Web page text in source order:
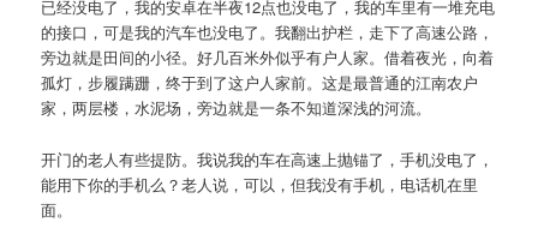
已经没电了，我的安卓在半夜12点也没电了，我的车里有一堆充电
的接口，可是我的汽车也没电了。我翻出护栏，走下了高速公路，
旁边就是田间的小径。好几百米外似乎有户人家。借着夜光，向着
孤灯，步履蹒跚，终于到了这户人家前。这是最普通的江南农户
家，两层楼，水泥场，旁边就是一条不知道深浅的河流。
开门的老人有些提防。我说我的车在高速上抛锚了，手机没电了，
能用下你的手机么？老人说，可以，但我没有手机，电话机在里
面。